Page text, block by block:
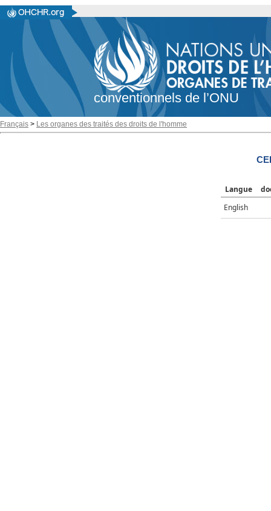
conventionnels de l’ONU
Français > Les organes des traités des droits de l'homme
Langue
English